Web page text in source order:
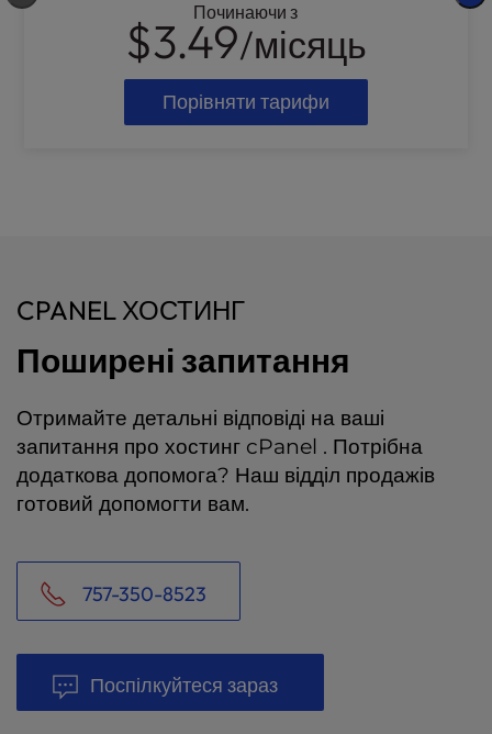
Починаючи з
$3.49/місяць
Порівняти тарифи
CPANEL ХОСТИНГ
Поширені запитання
Отримайте детальні відповіді на ваші
запитання про хостинг cPanel . Потрібна
додаткова допомога? Наш відділ продажів
готовий допомогти вам.
757-350-8523
Поспілкуйтеся зараз